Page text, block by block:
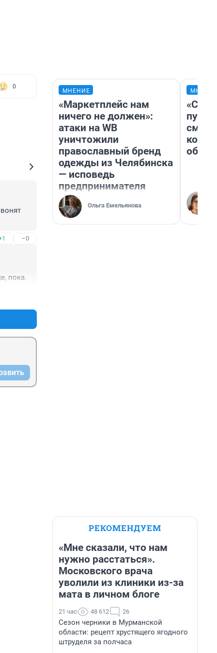
0
–0
пока.
МНЕНИЕ
«Маркетплейс нам
ничего не должен»:
атаки на WB
уничтожили
православный бренд
одежды из Челябинска
— исповедь
предпринимателя
Ольга Емельянова
РЕКОМЕНДУЕМ
«Мне сказали, что нам
нужно расстаться».
Московского врача
уволили из клиники из-за
мата в личном блоге
21 час 48 612 26
Сезон черники в Мурманской
области: рецепт хрустящего ягодного
штруделя за полчаса